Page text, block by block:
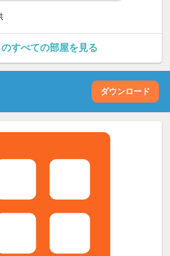
すべての部屋を見る
ダウンロード